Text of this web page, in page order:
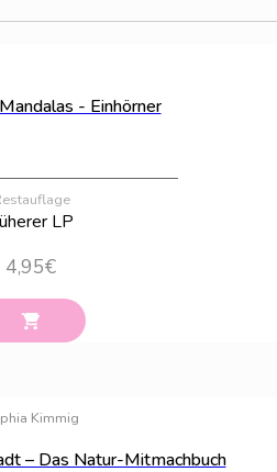
- Einhörner
LP
4,95€
Kimmig
– Das Natur-Mitmachbuch